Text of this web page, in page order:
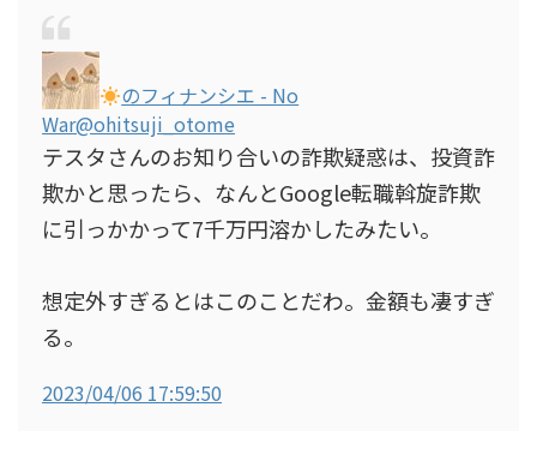
のフィナンシエ - No
War@ohitsuji_otome
テスタさんのお知り合いの詐欺疑惑は、投資詐
欺かと思ったら、なんとGoogle転職斡旋詐欺
に引っかかって7千万円溶かしたみたい。
想定外すぎるとはこのことだわ。金額も凄すぎ
る。
2023/04/06 17:59:50